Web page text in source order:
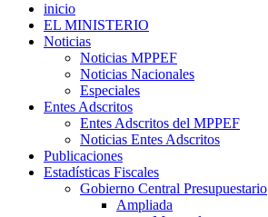
inicio
EL MINISTERIO
Noticias
Noticias MPPEF
Noticias Nacionales
Especiales
Entes Adscritos
Entes Adscritos del MPPEF
Noticias Entes Adscritos
Publicaciones
Estadísticas Fiscales
Gobierno Central Presupuestario
Ampliada